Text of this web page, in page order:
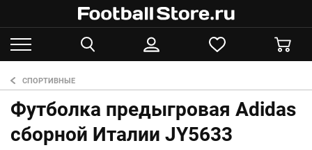
СПОРТИВНЫЕ
Футболка предыгровая Adidas
сборной Италии JY5633